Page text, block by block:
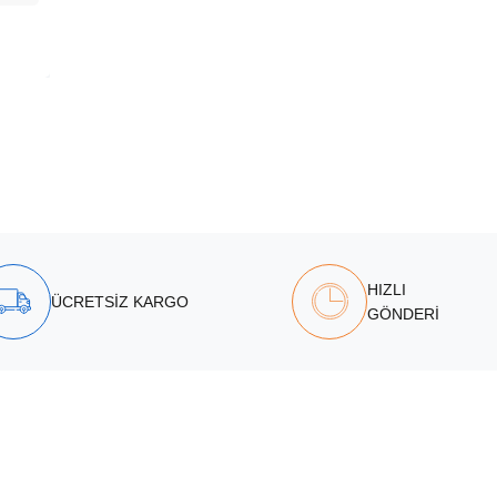
ÜCRETSİZ KARGO
HIZLI
GÖNDERİ